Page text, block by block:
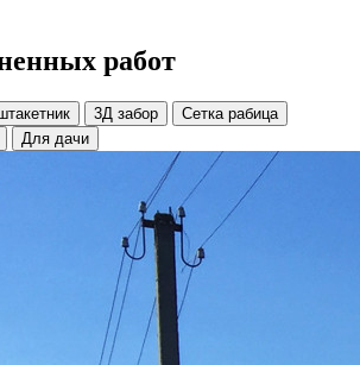
работ
3Д забор
Сетка рабица
Для дачи